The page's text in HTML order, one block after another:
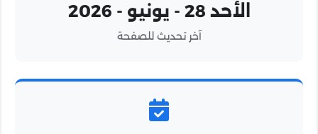
الأحد 28 - يونيو - 2026
آخر تحديث للصفحة